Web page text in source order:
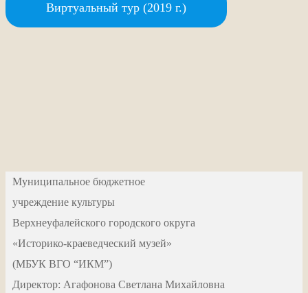
Виртуальный тур (2019 г.)
Муниципальное бюджетное
учреждение культуры
Верхнеуфалейского городского округа
«Историко-краеведческий музей»
(МБУК ВГО “ИКМ”)
Директор: Агафонова Светлана Михайловна